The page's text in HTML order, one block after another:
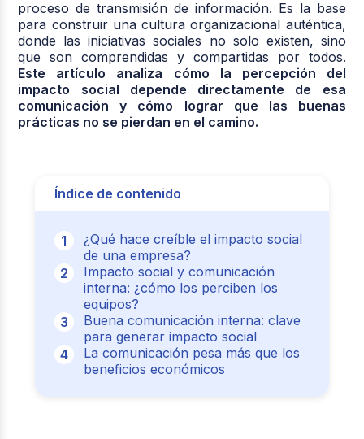
proceso de transmisión de información. Es la base
para construir una cultura organizacional auténtica,
donde las iniciativas sociales no solo existen, sino
que son comprendidas y compartidas por todos.
Este artículo analiza cómo la percepción del
impacto social depende directamente de esa
comunicación y cómo lograr que las buenas
prácticas no se pierdan en el camino.
Índice de contenido
¿Qué hace creíble el impacto social
de una empresa?
Impacto social y comunicación
interna: ¿cómo los perciben los
equipos?
Buena comunicación interna: clave
para generar impacto social
La comunicación pesa más que los
beneficios económicos